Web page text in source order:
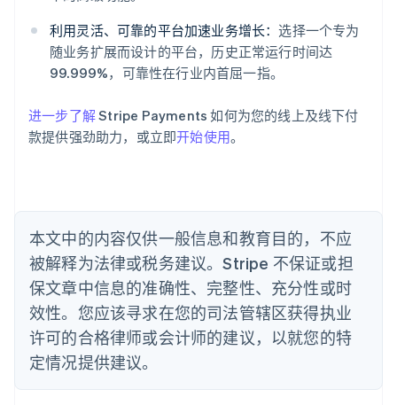
利用灵活、可靠的平台加速业务增长：选择一个专为
随业务扩展而设计的平台，历史正常运行时间达
99.999%，可靠性在行业内首屈一指。
进一步了解Stripe Payments 如何为您的线上及线下付
款提供强劲助力，或立即开始使用。
本文中的内容仅供一般信息和教育目的，不应
被解释为法律或税务建议。Stripe 不保证或担
保文章中信息的准确性、完整性、充分性或时
效性。您应该寻求在您的司法管辖区获得执业
许可的合格律师或会计师的建议，以就您的特
定情况提供建议。
English
奥地利
DeutschEnglish
澳大利亚
English
PortuguêsEnglish
保加利亚
English
丹麦
English
德国
DeutschEnglish
法国
FrançaisEnglish
芬兰
EnglishSvenska